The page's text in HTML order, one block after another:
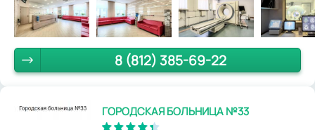
8 (812) 385-69-22
ГОРОДСКАЯ БОЛЬНИЦА №33